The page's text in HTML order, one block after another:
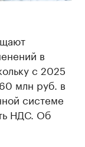
в
с 2025
млн руб. в
системе
НДС. Об